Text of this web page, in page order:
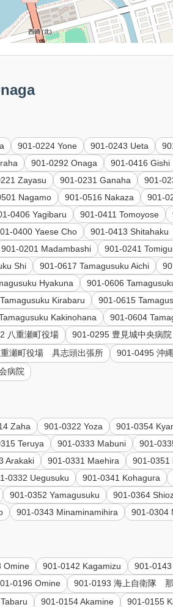
901-0224 Yone 901-0243 Ueta
901-0292 Onaga 901-0416 Gishi
Zayasu 901-0231 Ganaha 901-
Nagamo 901-0516 Nakaza 901-
0406 Yagibaru 901-0411 Tomoyose
0400 Yaese Cho 901-0413 Shitahaku
901-0201 Madambashi 901-0241
Shi 901-0617 Tamagusuku Aichi
Hyakuna 901-0606
Kirabaru 901-0615
Kakinohana 901-0604
八重瀬町役場 901-0295 豊見城中央病院
瀬町役場 具志頭出張所
901-0495 沖
病院
Zaha 901-0322 Yoza 901-0354
Teruya 901-0333 Mabuni 901-
Arakaki 901-0331 Maehira 901-0351
0332 Uegusuku 901-0341 Kohagura
901-0352 Yamagusuku 901-0364
901-0343 Minaminamihira 901-0304
Omine 901-0142 Kagamizu 901-
0196 Omine 901-0193 海上自衛隊
901-0154 Akamine 901-0155